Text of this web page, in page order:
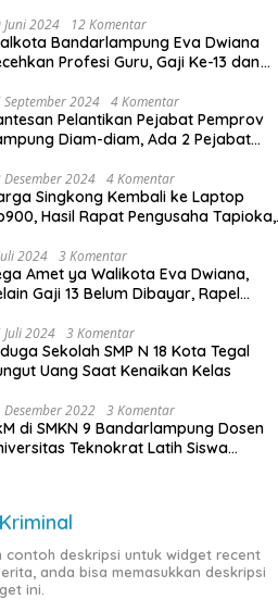
Juni 2024 12 Komentar
Bandarlampung Eva Dwiana
Profesi Guru, Gaji Ke-13 dan
September 2024 4 Komentar
Pelantikan Pejabat Pemprov
Diam-diam, Ada 2 Pejabat
Desember 2024 4 Komentar
Singkong Kembali ke Laptop
Hasil Rapat Pengusaha Tapioka,
2024 3 Komentar
Amet ya Walikota Eva Dwiana,
Gaji 13 Belum Dibayar, Rapel
Juli 2024 3 Komentar
Sekolah SMP N 18 Kota Tegal
Uang Saat Kenaikan Kelas
Desember 2022 3 Komentar
di SMKN 9 Bandarlampung Dosen
Teknokrat Latih Siswa
contoh deskripsi untuk widget recent
anda bisa memasukkan deskripsi
ini.